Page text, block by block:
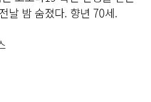
날 밤 숨졌다. 향년 70세.